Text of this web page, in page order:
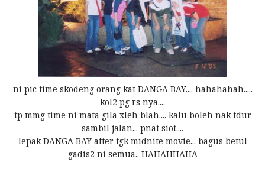
ni pic time skodeng orang kat DANGA BAY.... hahahahah.....
kol2 pg rs nya....
tp mmg time ni mata gila xleh blah.... kalu boleh nak tdur
sambil jalan... pnat siot....
lepak DANGA BAY after tgk midnite movie... bagus betul
gadis2 ni semua.. HAHAHHAHA